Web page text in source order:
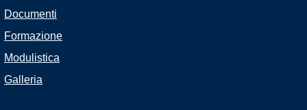
Documenti
Formazione
Modulistica
Galleria